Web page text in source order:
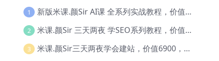
1 新版米课.颜Sir AI课 全系列实战教程，价值9800，跨境首选！【Ag-0052】
2 米课.颜Sir 三天两夜 学SEO系列教程，价值9600元，跨境人都在学 【Ag-0056】
3 米课.颜Sir三天两夜学会建站，价值6900，MI课甄选课程 【Ag-0055】